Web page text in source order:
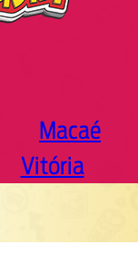
Macaé
Vitória